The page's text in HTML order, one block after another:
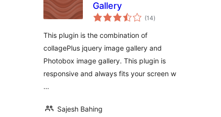
Gallery
(14értékelés
összesen
)
This plugin is the combination of
collagePlus jquery image gallery and
Photobox image gallery. This plugin is
responsive and always fits your screen w
…
Sajesh Bahing